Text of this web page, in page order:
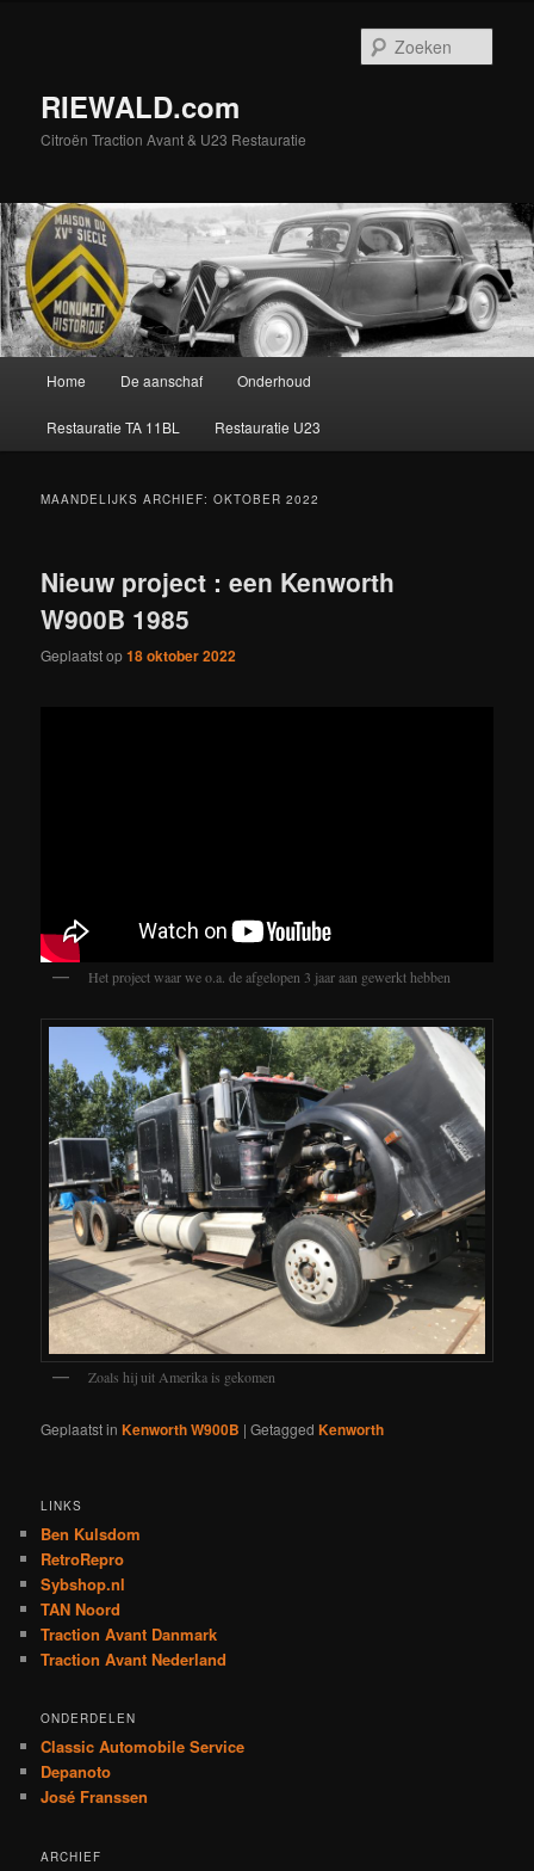
inhoud
inhoudRIEWALD.com
Citroën Traction Avant & U23 Restauratie
Home De aanschaf Onderhoud
Restauratie TA 11BL Restauratie U23
MAANDELIJKS ARCHIEF:OKTOBER 2022
Nieuw project : een Kenworth
W900B 1985
Geplaatst op18 oktober 2022
Het project waar we o.a. de afgelopen 3 jaar aan gewerkt hebben
Zoals hij uit Amerika is gekomen
Geplaatst in Kenworth W900B |Getagged Kenworth
LINKS
Ben Kulsdom
RetroRepro
Sybshop.nl
TAN Noord
Traction Avant Danmark
Traction Avant Nederland
ONDERDELEN
Classic Automobile Service
Depanoto
José Franssen
ARCHIEF